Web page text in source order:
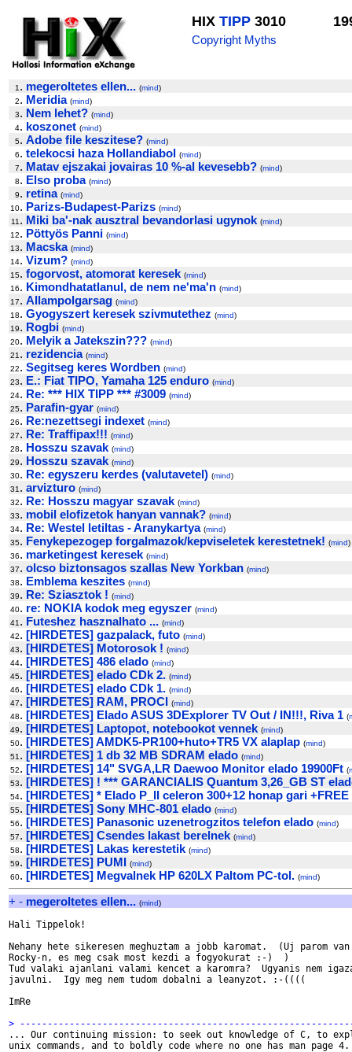
HIX TIPP 3010
Copyright Myths
1 . megeroltetes ellen... (mind)
2. Meridia (mind)
3. Nem lehet? (mind)
4. koszonet (mind)
5. Adobe file keszitese? (mind)
6. telekocsi haza Hollandiabol (mind)
7. Matav ejszakai jovairas 10 %-al kevesebb? (mind)
8. Elso proba (mind)
9. retina (mind)
10. Parizs-Budapest-Parizs (mind)
11 . Miki ba'-nak ausztral bevandorlasi ugynok (mind)
12. Pöttyös Panni (mind)
13. Macska (mind)
14. Vizum? (mind)
15. fogorvost, atomorat keresek (mind)
16. Kimondhatatlanul, de nem ne'ma'n (mind)
17. Allampolgarsag (mind)
18. Gyogyszert keresek szivmutethez (mind)
19. Rogbi (mind)
20. Melyik a Jatekszin??? (mind)
21 . rezidencia (mind)
22. Segitseg keres Wordben (mind)
23. E.: Fiat TIPO, Yamaha 125 enduro (mind)
24. Re: *** HIX TIPP *** #3009 (mind)
25. Parafin-gyar (mind)
26. Re:nezettsegi indexet (mind)
27. Re: Traffipax!!! (mind)
28. Hosszu szavak (mind)
29. Hosszu szavak (mind)
30. Re: egyszeru kerdes (valutavetel) (mind)
31 . arvizturo (mind)
32. Re: Hosszu magyar szavak (mind)
33. mobil elofizetok hanyan vannak? (mind)
34. Re: Westel letiltas - Aranykartya (mind)
35. Fenykepezogep forgalmazok/kepviseletek kerestetnek! (mind)
36. marketingest keresek (mind)
37. olcso biztonsagos szallas New Yorkban (mind)
38. Emblema keszites (mind)
39. Re: Sziasztok ! (mind)
40. re: NOKIA kodok meg egyszer (mind)
41 . Futeshez hasznalhato ... (mind)
42. [HIRDETES] gazpalack, futo (mind)
43. [HIRDETES] Motorosok ! (mind)
44. [HIRDETES] 486 elado (mind)
45. [HIRDETES] elado CDk 2. (mind)
46. [HIRDETES] elado CDk 1. (mind)
47. [HIRDETES] RAM, PROCI (mind)
48. [HIRDETES] Elado ASUS 3DExplorer TV Out / IN!!!, Riva 1 (
49. [HIRDETES] Laptopot, notebookot vennek (mind)
50. [HIRDETES] AMDK5-PR100+huto+TR5 VX alaplap (mind)
51 . [HIRDETES] 1 db 32 MB SDRAM elado (mind)
52. [HIRDETES] 14" SVGA,LR Daewoo Monitor elado 19900Ft (
53. [HIRDETES] ! *** GARANCIALIS Quantum 3,26_GB ST
54. [HIRDETES] * Elado P_II celeron 300+12 honap gari +FREE
55. [HIRDETES] Sony MHC-801 elado (mind)
56. [HIRDETES] Panasonic uzenetrogzitos telefon elado (mind)
57. [HIRDETES] Csendes lakast berelnek (mind)
58. [HIRDETES] Lakas kerestetik (mind)
59. [HIRDETES] PUMI (mind)
60. [HIRDETES] Megvalnek HP 620LX Paltom PC-tol. (mind)
+ - megeroltetes ellen... (mind)
Hali Tippelok!
Nehany hete sikeresen meghuztam a jobb karomat.  (Uj parom
Rocky-n, es meg csak most kezdi a fogyokurat :-)  )
Tud valaki ajanlani valami kencet a karomra?  Ugyanis nem
javulni.  Igy meg nem tudom dobalni a leanyzot. :-((((
ImRe
>
... Our continuing mission: to seek out knowledge of C, to
unix commands, and to boldly code where no one has man page 4.